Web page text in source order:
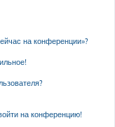
на конференции»?
на конференцию!